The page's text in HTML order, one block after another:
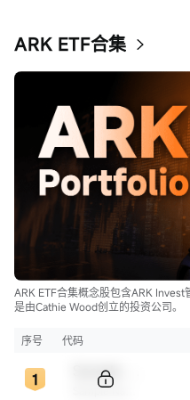
ARK ETF合集
ARK ETF合集概念股包含ARK
是由Cathie Wood创立的投资公司。
序号 代码